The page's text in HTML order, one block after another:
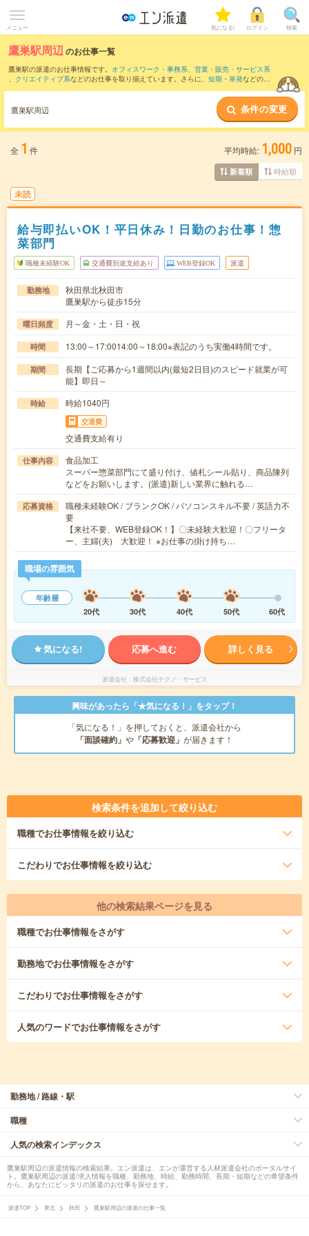
メニュー 気になる! ログイン 検索
鷹巣駅周辺のお仕事一覧
鷹巣駅の派遣のお仕事情報です。 オフィスワーク・事務系、 営業・販売・サービス系
、 クリエイティブ系などのお仕事を取り揃えています。さらに、 短期 ・ 単発などの期
また、鷹ノ巣駅
など近隣駅のお仕事もご確認
いただけます。
鷹巣駅周辺 条件の変更
全 1 件 平均時給: 1,000 円
新着順 時給順
未読
給与即払いOK！平日休み！日勤のお仕事！惣
菜部門
職種未経験OK 交通費別途支給あり WEB登録OK 派遣
勤務地
秋田県北秋田市
鷹巣駅から徒歩15分
曜日頻度 月～金・土・日・祝
時間 13:00～17:0014:00～18:00※表記のうち実働4時間です。
期間
長期【ご応募から1週間以内(最短2日目)のスピード就業が可
能】即日～
時給 時給1040円
交通費
交通費支給有り
仕事内容
食品加工
スーパー惣菜部門にて盛り付け、値札シール貼り、商品陳列
などをお願いします。(派遣)新しい業界に触れる…
応募資格
職種未経験OK / ブランクOK / パソコンスキル不要 / 英語力不
要
【来社不要、WEB登録OK！】〇未経験大歓迎！〇フリータ
ー、主婦(夫) 大歓迎！ ※お仕事の掛け持ち…
職場の雰囲気
年齢層
20代
30代 40代 50代 60代
気になる! 応募へ進む 詳しく見る
派遣会社 株式会社テクノ・サービス
興味があったら「★気になる！」をタップ！
「気になる！」を押しておくと、派遣会社から
「面談確約」 や 「応募歓迎」 が届きます！
検索条件を追加して絞り込む
職種でお仕事情報を絞り込む
こだわりでお仕事情報を絞り込む
他の検索結果ページを見る
職種でお仕事情報をさがす
勤務地でお仕事情報をさがす
こだわりでお仕事情報をさがす
人気のワードでお仕事情報をさがす
勤務地 / 路線・駅
職種
人気の検索インデックス
鷹巣駅周辺の派遣情報の検索結果。エン派遣は、エンが運営する人材派遣会社のポータルサイ
ト。鷹巣駅周辺の派遣/求人情報を職種、勤務地、時給、勤務時間、長期・短期などの希望条件
から、あなたにピッタリの派遣のお仕事を探せます。
派遣TOP 東北 秋田 鷹巣駅周辺の派遣の仕事一覧